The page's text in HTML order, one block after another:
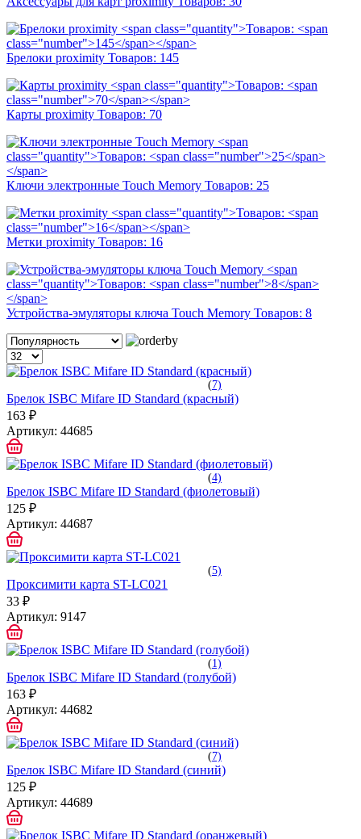
Брелоки proximity Товаров: 145
Карты proximity Товаров: 70
Ключи электронные Touch Memory Товаров: 25
Метки proximity Товаров: 16
Устройства-эмуляторы ключа Touch Memory Товаров: 8
(7)
Брелок ISBC Mifare ID Standard (красный)
163 ₽
Артикул: 44685
(4)
Брелок ISBC Mifare ID Standard (фиолетовый)
125 ₽
Артикул: 44687
(5)
Проксимити карта ST-LC021
33 ₽
Артикул: 9147
(1)
Брелок ISBC Mifare ID Standard (голубой)
163 ₽
Артикул: 44682
(7)
Брелок ISBC Mifare ID Standard (синий)
125 ₽
Артикул: 44689